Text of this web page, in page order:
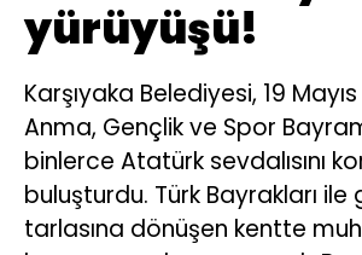
yürüyüşü!
Karşıyaka Belediyesi, 19
Anma, Gençlik ve Spor
binlerce Atatürk sevdalısını
buluşturdu. Türk Bayrakları ile
tarlasına dönüşen kentte